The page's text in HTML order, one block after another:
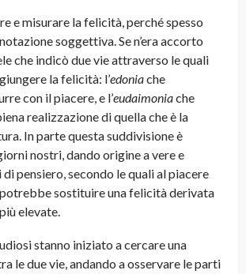
e misurare la felicità, perché spesso
soggettiva. Se n’era accorto
che indicò due vie attraverso le quali
la felicità: l’edoniache
con il piacere, e l’eudaimoniache
realizzazione di quella che è la
In parte questa suddivisione è
nostri, dando origine a vere e
pensiero, secondo le quali al piacere
sostituire una felicità derivata
elevate.
stanno iniziato a cercare una
le due vie, andando a osservare le parti